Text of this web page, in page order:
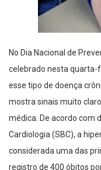
No Dia Nacional de
celebrado nesta quarta-
esse tipo de doença
mostra sinais muito
médica. De acordo com
Cardiologia (SBC), a
considerada uma das
registro de 400 óbitos